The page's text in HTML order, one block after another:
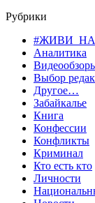
Рубрики
Аналитика
Выбор
Другое…
Забайкалье
Книга
Конфессии
Конфликты
Криминал
Кто есть кто
Личности